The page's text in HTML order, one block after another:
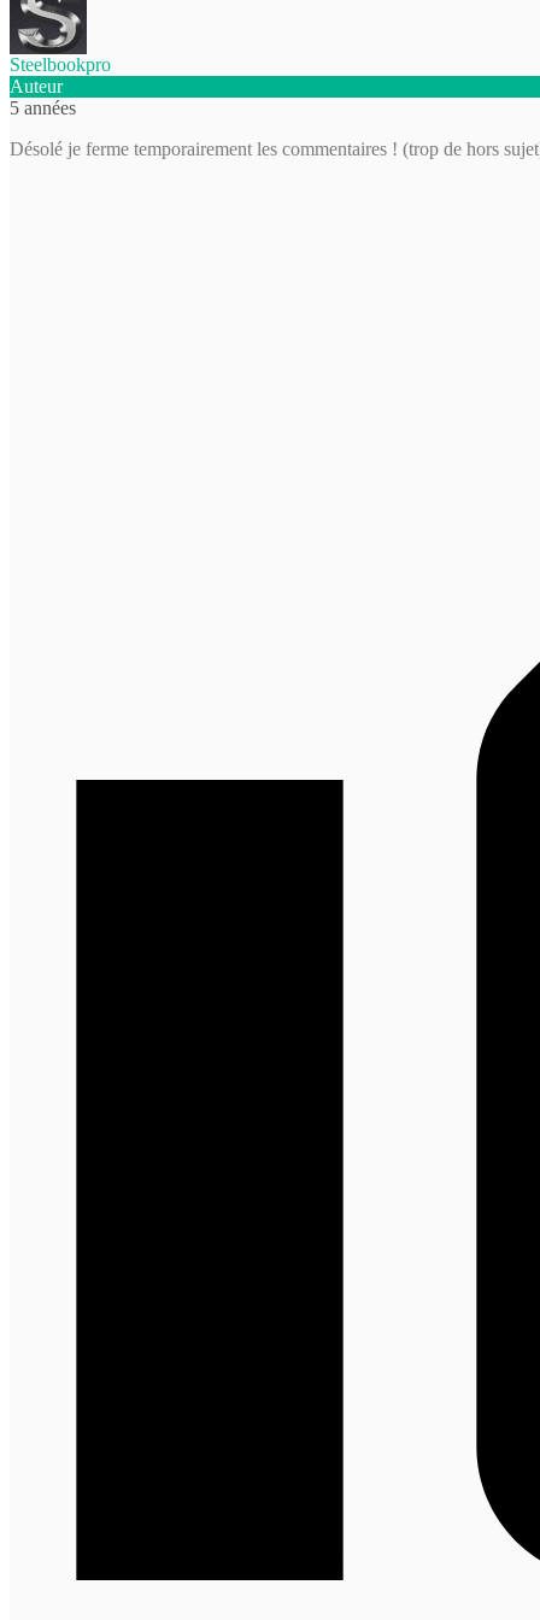
Steelbookpro
Auteur
5 années
Désolé je ferme temporairement les commentaires ! (trop de hors